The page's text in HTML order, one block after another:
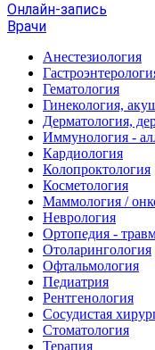
Онлайн-запись
Врачи
Анестезиология
Гематология
Гинекология,
Дерматология,
Иммунология -
Кардиология
Колопроктология
Косметология
Маммология /
Неврология
Ортопедия -
Отоларингология
Офтальмология
Педиатрия
Рентгенология
Сосудистая
Стоматология
Терапия